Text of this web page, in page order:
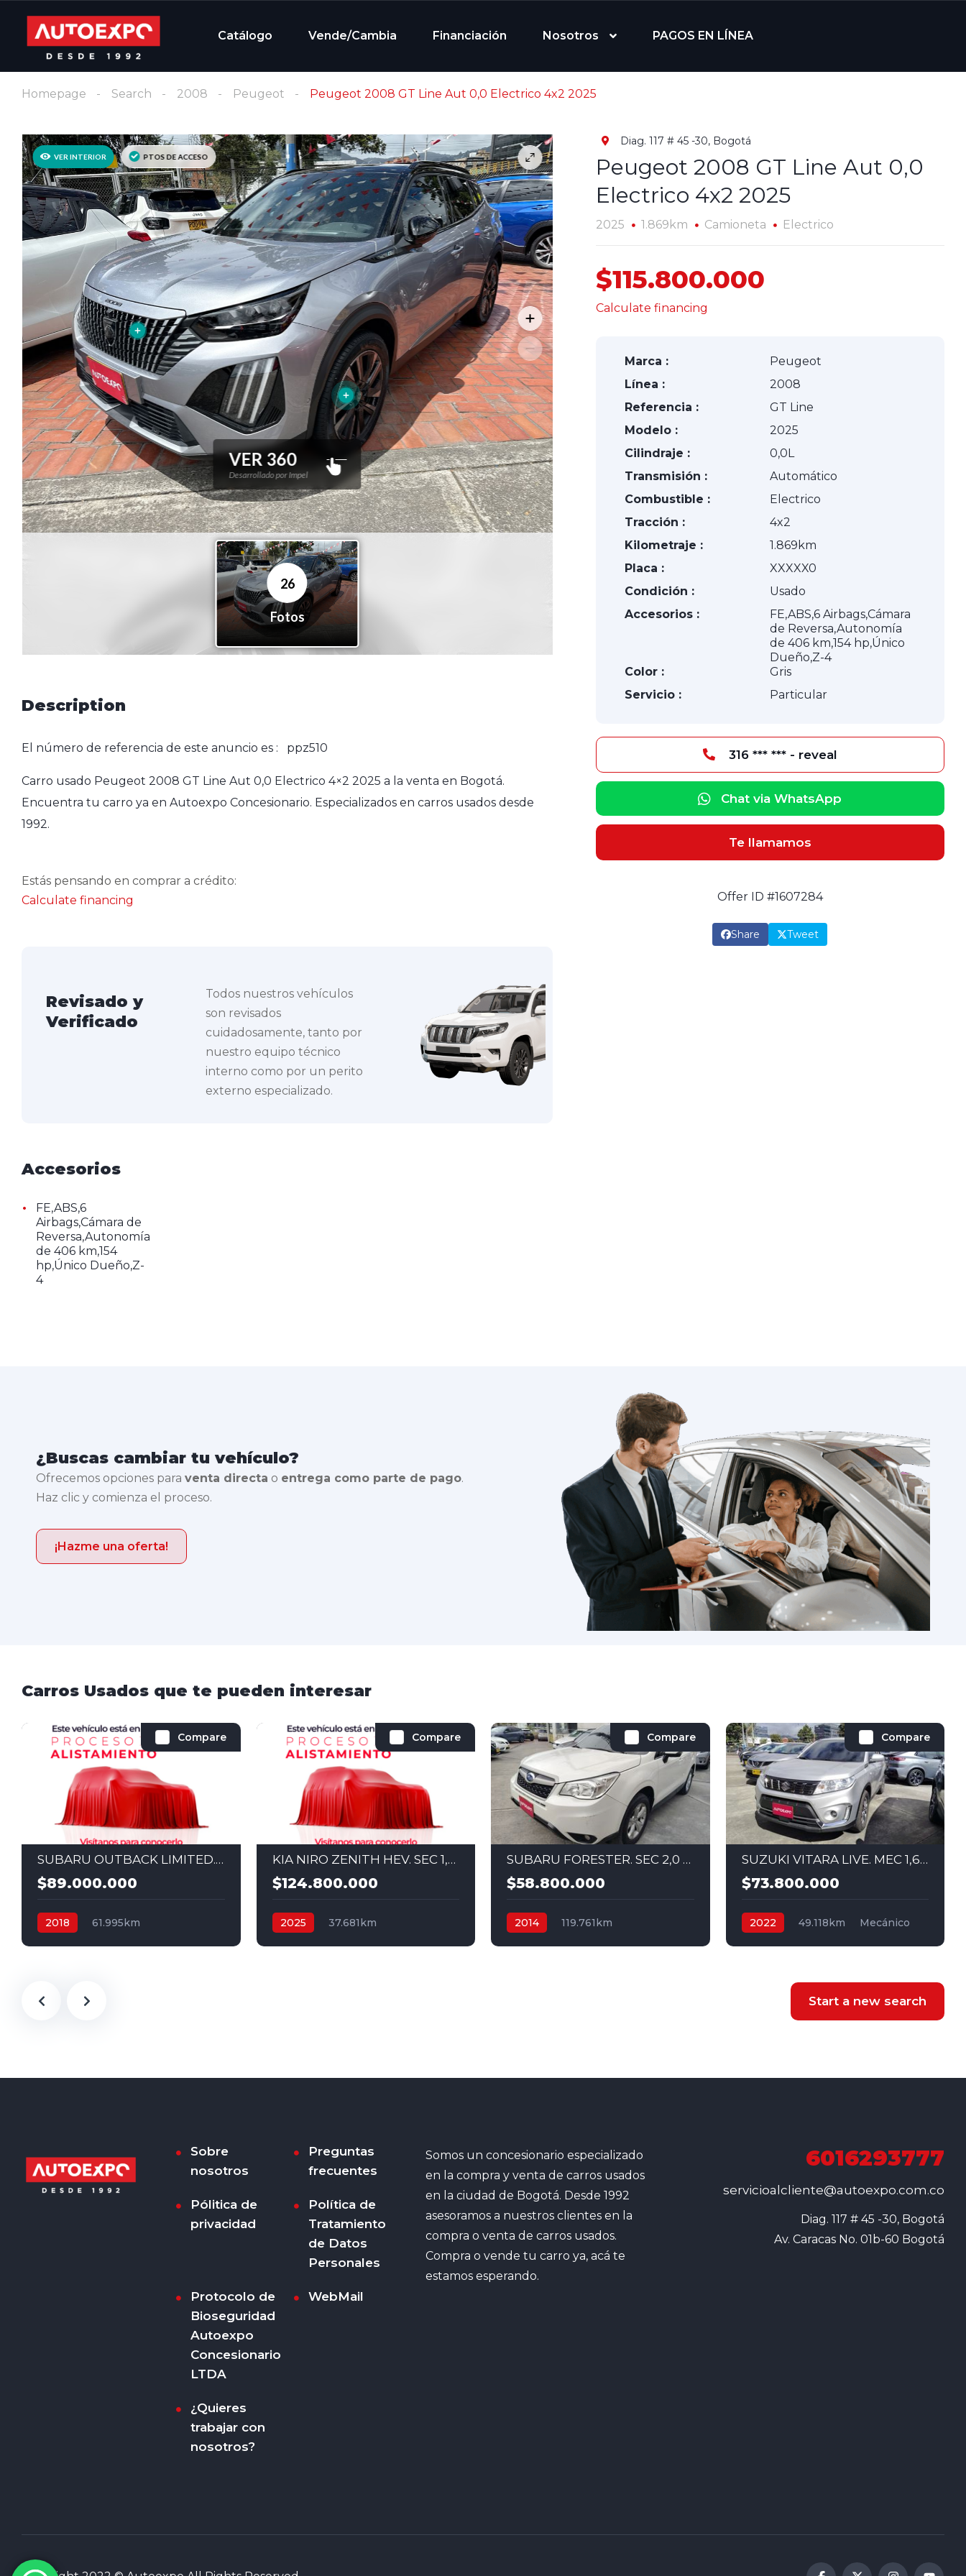
Catálogo Vende/Cambia Financiación Nosotros PAGOS EN LÍNEA
Homepage Search 2008 Peugeot Peugeot 2008 GT Line Aut 0,0 Electrico 4x2 2025
Description
El número de referencia de este anuncio es : ppz510
Carro usado Peugeot 2008 GT Line Aut 0,0 Electrico 4×2 2025 a la venta en Bogotá.
Encuentra tu carro ya en Autoexpo Concesionario. Especializados en carros usados desde
1992.
Estás pensando en comprar a crédito:
Calculate financing
Revisado y
Verificado
Todos nuestros vehículos
son revisados
cuidadosamente, tanto por
nuestro equipo técnico
interno como por un perito
externo especializado.
Accesorios
•
FE,ABS,6
Airbags,Cámara de
Reversa,Autonomía
de 406 km,154
hp,Único Dueño,Z-
4
Diag. 117 # 45 -30, Bogotá
Peugeot 2008 GT Line Aut 0,0
Electrico 4x2 2025
2025 1.869km Camioneta Electrico
$115.800.000
Calculate financing
Marca :
Peugeot
Línea :
2008
Referencia :
GT Line
Modelo :
2025
Cilindraje :
0,0L
Transmisión :
Automático
Combustible :
Electrico
Tracción :
4x2
Kilometraje :
1.869km
Placa :
XXXXX0
Condición :
Usado
Accesorios :
FE,ABS,6 Airbags,Cámara
de Reversa,Autonomía
de 406 km,154 hp,Único
Dueño,Z-4
Color :
Gris
Servicio :
Particular
316 *** *** - reveal
Chat via WhatsApp
Te llamamos
Offer ID #1607284
Share Tweet
¿Buscas cambiar tu vehículo?
Ofrecemos opciones para venta directa o entrega como parte de pago.
Haz clic y comienza el proceso.
¡Hazme una oferta!
Carros Usados que te pueden interesar
Compare
SUBARU OUTBACK LIMITED. AUT 3,6 4X4 2018
$89.000.000
2018
61.995km
Compare
KIA NIRO ZENITH HEV. SEC 1,6 HYBRID 4X2 2025
$124.800.000
2025
37.681km
Compare
SUBARU FORESTER. SEC 2,0 4X4 2014
$58.800.000
2014
119.761km
Compare
SUZUKI VITARA LIVE. MEC 1,6 4X2 2022
$73.800.000
2022 49.118km
Mecánico
Start a new search
Sobre
nosotros
Preguntas
frecuentes
Pólitica de
privacidad
Política de
Tratamiento
de Datos
Personales
Protocolo de
Bioseguridad
Autoexpo
Concesionario
LTDA
WebMail
¿Quieres
trabajar con
nosotros?
Somos un concesionario especializado
en la compra y venta de carros usados
en la ciudad de Bogotá. Desde 1992
asesoramos a nuestros clientes en la
compra o venta de carros usados.
Compra o vende tu carro ya, acá te
estamos esperando.
6016293777
servicioalcliente@autoexpo.com.co
Diag. 117 # 45 -30, Bogotá
Av. Caracas No. 01b-60 Bogotá